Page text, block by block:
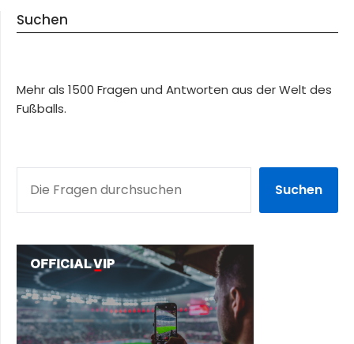
Suchen
Mehr als 1500 Fragen und Antworten aus der Welt des
Fußballs.
Suchen